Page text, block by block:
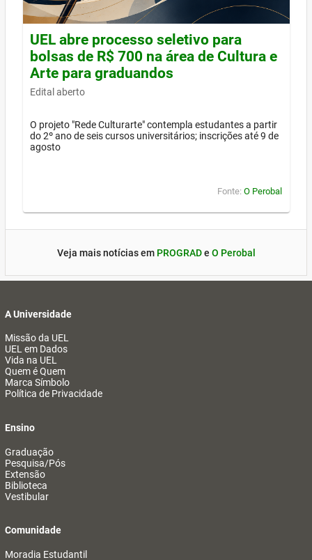
UEL abre processo seletivo para
bolsas de R$ 700 na área de Cultura e
Arte para graduandos
Edital aberto
O projeto "Rede Culturarte" contempla estudantes a partir
do 2º ano de seis cursos universitários; inscrições até 9 de
agosto
Fonte: O Perobal
Veja mais notícias em PROGRADe O Perobal
A Universidade
Missão da UEL
UEL em Dados
Vida na UEL
Quem é Quem
Marca Símbolo
Política de Privacidade
Ensino
Graduação
Pesquisa/Pós
Extensão
Biblioteca
Vestibular
Comunidade
Moradia Estudantil